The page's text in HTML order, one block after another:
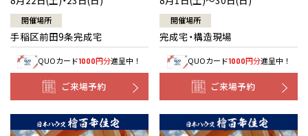
開催場所
手稲区前田9条完成宅
QUOカード1000円分進呈中！
ご来場予約
開催場所
完成宅・構造現場
QUOカード1000円分進呈中！
ご来場予約
道東
山形
宮城
福島
長野
富山
石川
福井
神奈川
埼玉
千葉
茨城
愛知
岐阜
静岡
三重
近畿
大阪
京都
兵庫
中国・四国
岡山
香川
九州
福岡
分譲マンション
道東
釧路
山形県
宮城県
仙台
福島県
会津
長野県
富山県
富山
石川県
福井県
福井
神奈川県
相模
埼玉県
埼玉
千葉県
千葉
愛知県
岐阜県
岐阜
静岡県
三重県
四日市
近畿
大阪府
大阪
京都府
京都
兵庫県
姫路
奈良県
奈良
中国・四国
岡山県
岡山
九州
福岡県
福岡